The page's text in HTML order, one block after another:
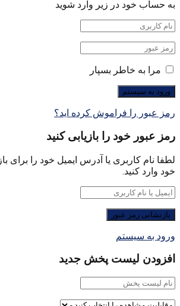
به حساب خود در زیر وارد شوید
مرا به خاطر بسپار
رمز عبور را فراموش کرده اید؟
رمز عبور خود را بازیابی کنید
لطفا نام کاربری یا آدرس ایمیل خود را برای
خود وارد کنید.
ورود به سیستم
افزودن لیست پخش جدید